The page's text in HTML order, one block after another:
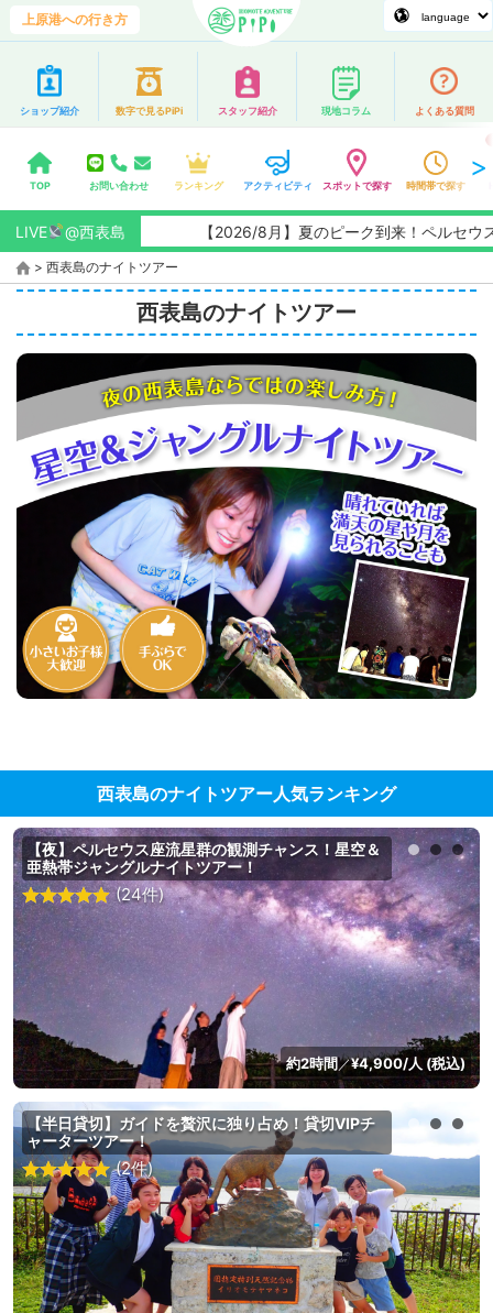
上原港への行き方
ショップ紹介 数字で見るPiPi スタッフ紹介 現地コラム よくある質問
TOP お問い合わせ ランキング アクティビティ スポットで探す 時間帯で探す
LIVE @西表島
【2026/8月】夏のピーク到来！ペルセウス座流星群観測
> 西表島のナイトツアー
西表島のナイトツアー
西表島のナイトツアー人気ランキング
【夜】ペルセウス座流星群の観測チャンス！星空＆
亜熱帯ジャングルナイトツアー！
(24件)
約2時間 ／¥4,900/人 (税込)
【半日貸切】ガイドを贅沢に独り占め！貸切VIPチ
ャーターツアー！
(2件)